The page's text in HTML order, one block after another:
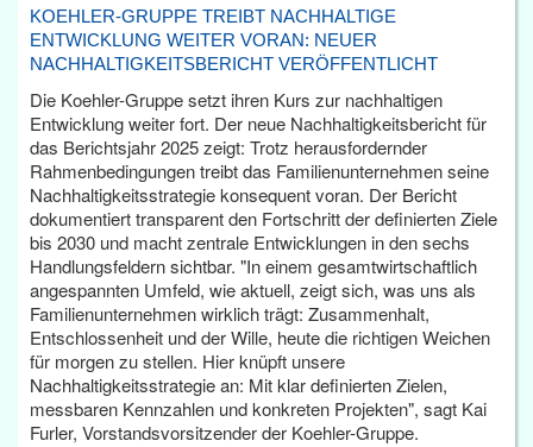
KOEHLER-GRUPPE TREIBT NACHHALTIGE
ENTWICKLUNG WEITER VORAN: NEUER
NACHHALTIGKEITSBERICHT VERÖFFENTLICHT
Die Koehler-Gruppe setzt ihren Kurs zur nachhaltigen
Entwicklung weiter fort. Der neue Nachhaltigkeitsbericht für
das Berichtsjahr 2025 zeigt: Trotz herausfordernder
Rahmenbedingungen treibt das Familienunternehmen seine
Nachhaltigkeitsstrategie konsequent voran. Der Bericht
dokumentiert transparent den Fortschritt der definierten Ziele
bis 2030 und macht zentrale Entwicklungen in den sechs
Handlungsfeldern sichtbar. "In einem gesamtwirtschaftlich
angespannten Umfeld, wie aktuell, zeigt sich, was uns als
Familienunternehmen wirklich trägt: Zusammenhalt,
Entschlossenheit und der Wille, heute die richtigen Weichen
für morgen zu stellen. Hier knüpft unsere
Nachhaltigkeitsstrategie an: Mit klar definierten Zielen,
messbaren Kennzahlen und konkreten Projekten", sagt Kai
Furler, Vorstandsvorsitzender der Koehler-Gruppe.